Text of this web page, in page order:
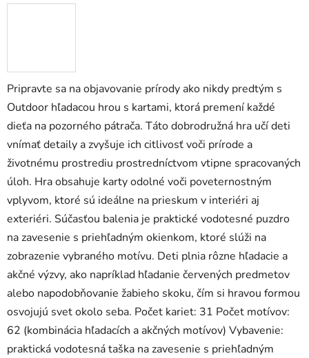
Pripravte sa na objavovanie prírody ako nikdy predtým s
Outdoor hľadacou hrou s kartami, ktorá premení každé
dieťa na pozorného pátrača. Táto dobrodružná hra učí deti
vnímať detaily a zvyšuje ich citlivosť voči prírode a
životnému prostrediu prostredníctvom vtipne spracovaných
úloh. Hra obsahuje karty odolné voči poveternostným
vplyvom, ktoré sú ideálne na prieskum v interiéri aj
exteriéri. Súčasťou balenia je praktické vodotesné puzdro
na zavesenie s priehľadným okienkom, ktoré slúži na
zobrazenie vybraného motívu. Deti plnia rôzne hľadacie a
akčné výzvy, ako napríklad hľadanie červených predmetov
alebo napodobňovanie žabieho skoku, čím si hravou formou
osvojujú svet okolo seba. Počet kariet: 31 Počet motívov:
62 (kombinácia hľadacích a akčných motívov) Vybavenie:
praktická vodotesná taška na zavesenie s priehľadným